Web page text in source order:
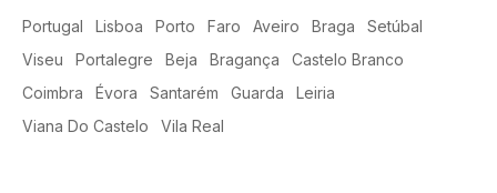
Portugal Lisboa Porto Faro Aveiro Braga
Setúbal
Viseu
Portalegre Beja Bragança
Castelo Branco
Coimbra
Évora Santarém Guarda
Leiria
Viana Do Castelo
Vila Real